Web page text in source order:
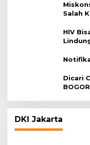
Salah
HIV
Dicari
DKI Jakarta